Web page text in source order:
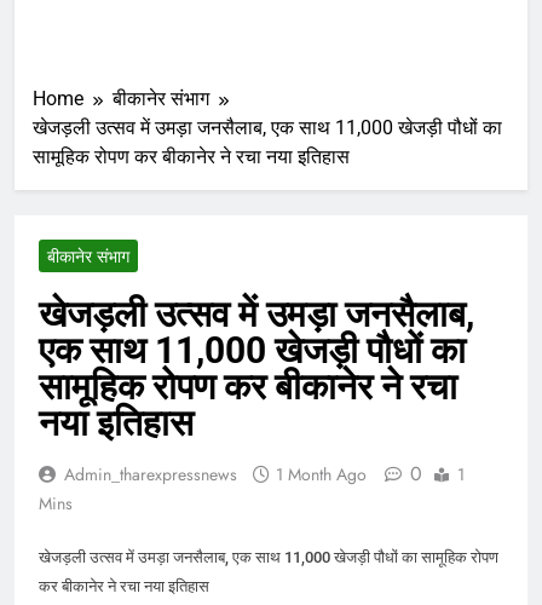
Home
बीकानेर संभाग
खेजड़ली उत्सव में उमड़ा जनसैलाब, एक साथ 11,000 खेजड़ी पौधों का
सामूहिक रोपण कर बीकानेर ने रचा नया इतिहास
बीकानेर संभाग
खेजड़ली उत्सव में उमड़ा जनसैलाब,
एक साथ 11,000 खेजड़ी पौधों का
सामूहिक रोपण कर बीकानेर ने रचा
नया इतिहास
Admin_tharexpressnews 1 Month Ago 0
1
Mins
खेजड़ली उत्सव में उमड़ा जनसैलाब, एक साथ 11,000 खेजड़ी पौधों का सामूहिक रोपण
कर बीकानेर ने रचा नया इतिहास